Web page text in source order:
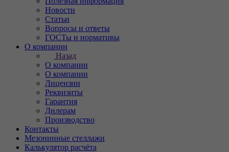
Новости
Статьи
Вопросы и ответы
ГОСТы и нормативы
О компании
Назад
О компании
О компании
Лицензии
Реквизиты
Гарантия
Дилерам
Производство
Контакты
Мезонинные стеллажи
Калькулятор расчёта